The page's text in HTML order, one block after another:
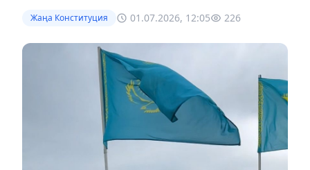
Жаңа Конституция 01.07.2026, 12:05 226